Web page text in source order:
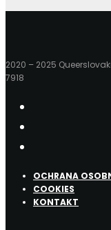
2020 – 2025
7918
OCHRANA
COOKIES
KONTAKT